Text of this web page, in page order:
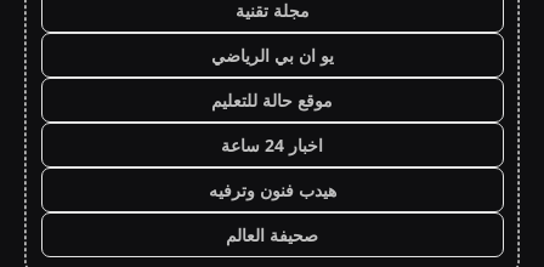
مجلة تقنية
يو ان بي الرياضي
موقع حالة للتعليم
اخبار 24 ساعة
هيدب فنون وترفيه
صحيفة العالم